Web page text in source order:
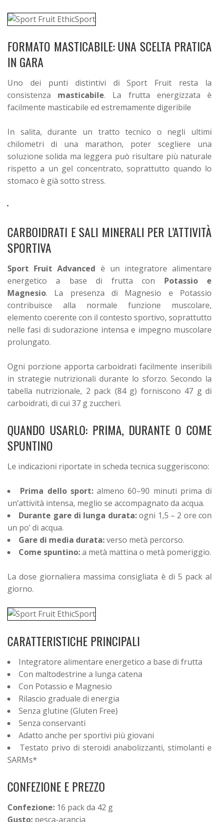
FORMATO MASTICABILE: UNA SCELTA PRATICA
IN GARA
Uno dei punti distintivi di Sport Fruit resta la
consistenza masticabile. La frutta energizzata è
facilmente masticabile ed estremamente digeribile
In salita, durante un tratto tecnico o negli ultimi
chilometri di una marathon, poter scegliere una
soluzione solida ma leggera può risultare più naturale
rispetto a un gel concentrato, soprattutto quando lo
stomaco è già sotto stress.
CARBOIDRATI E SALI MINERALI PER L’ATTIVITÀ
SPORTIVA
Sport Fruit Advanced è un integratore alimentare
energetico a base di frutta con Potassio e
Magnesio. La presenza di Magnesio e Potassio
contribuisce alla normale funzione muscolare,
elemento coerente con il contesto sportivo, soprattutto
nelle fasi di sudorazione intensa e impegno muscolare
prolungato.
Ogni porzione apporta carboidrati facilmente inseribili
in strategie nutrizionali durante lo sforzo. Secondo la
tabella nutrizionale, 2 pack (84 g) forniscono 47 g di
carboidrati, di cui 37 g zuccheri.
QUANDO USARLO: PRIMA, DURANTE O COME
SPUNTINO
Le indicazioni riportate in scheda tecnica suggeriscono:
Prima dello sport:almeno 60–90 minuti prima di
un’attività intensa, meglio se accompagnato da acqua.
Durante gare di lunga durata:ogni 1,5 – 2 ore con
un po’ di acqua.
Gare di media durata:verso metà percorso.
Come spuntino:a metà mattina o metà pomeriggio.
La dose giornaliera massima consigliata è di 5 pack al
giorno.
CARATTERISTICHE PRINCIPALI
Integratore alimentare energetico a base di frutta
Con maltodestrine a lunga catena
Con Potassio e Magnesio
Rilascio graduale di energia
Senza glutine (Gluten Free)
Senza conservanti
Adatto anche per sportivi più giovani
Testato privo di steroidi anabolizzanti, stimolanti e
SARMs*
CONFEZIONE E PREZZO
Confezione: 16 pack da 42 g
Gusto: pesca-arancia